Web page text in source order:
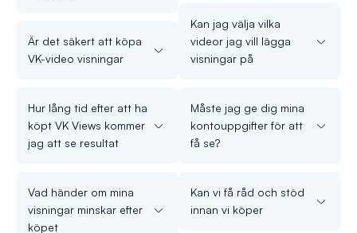
Är det säkert att köpa
VK-video visningar
Hur lång tid efter att ha
köpt VK Views kommer
jag att se resultat
Vad händer om mina
visningar minskar efter
köpet
Kan jag välja vilka
videor jag vill lägga
visningar på
Måste jag ge dig mina
kontouppgifter för att
få se?
Kan vi få råd och stöd
innan vi köper